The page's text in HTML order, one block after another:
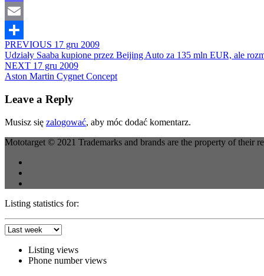
Mastodon
Email
Share
PREVIOUS 17 gru 2009
Udziały Saaba kupione przez Beijing Auto za 135 mln EUR, ale
NEXT 17 gru 2009
Aston Martin Cygnet Concept
Leave a Reply
Musisz się zalogować, aby móc dodać komentarz.
Mototarget © 2021 Trademarks and brands are the property of their
Listing statistics for:
Listing views
Phone number views